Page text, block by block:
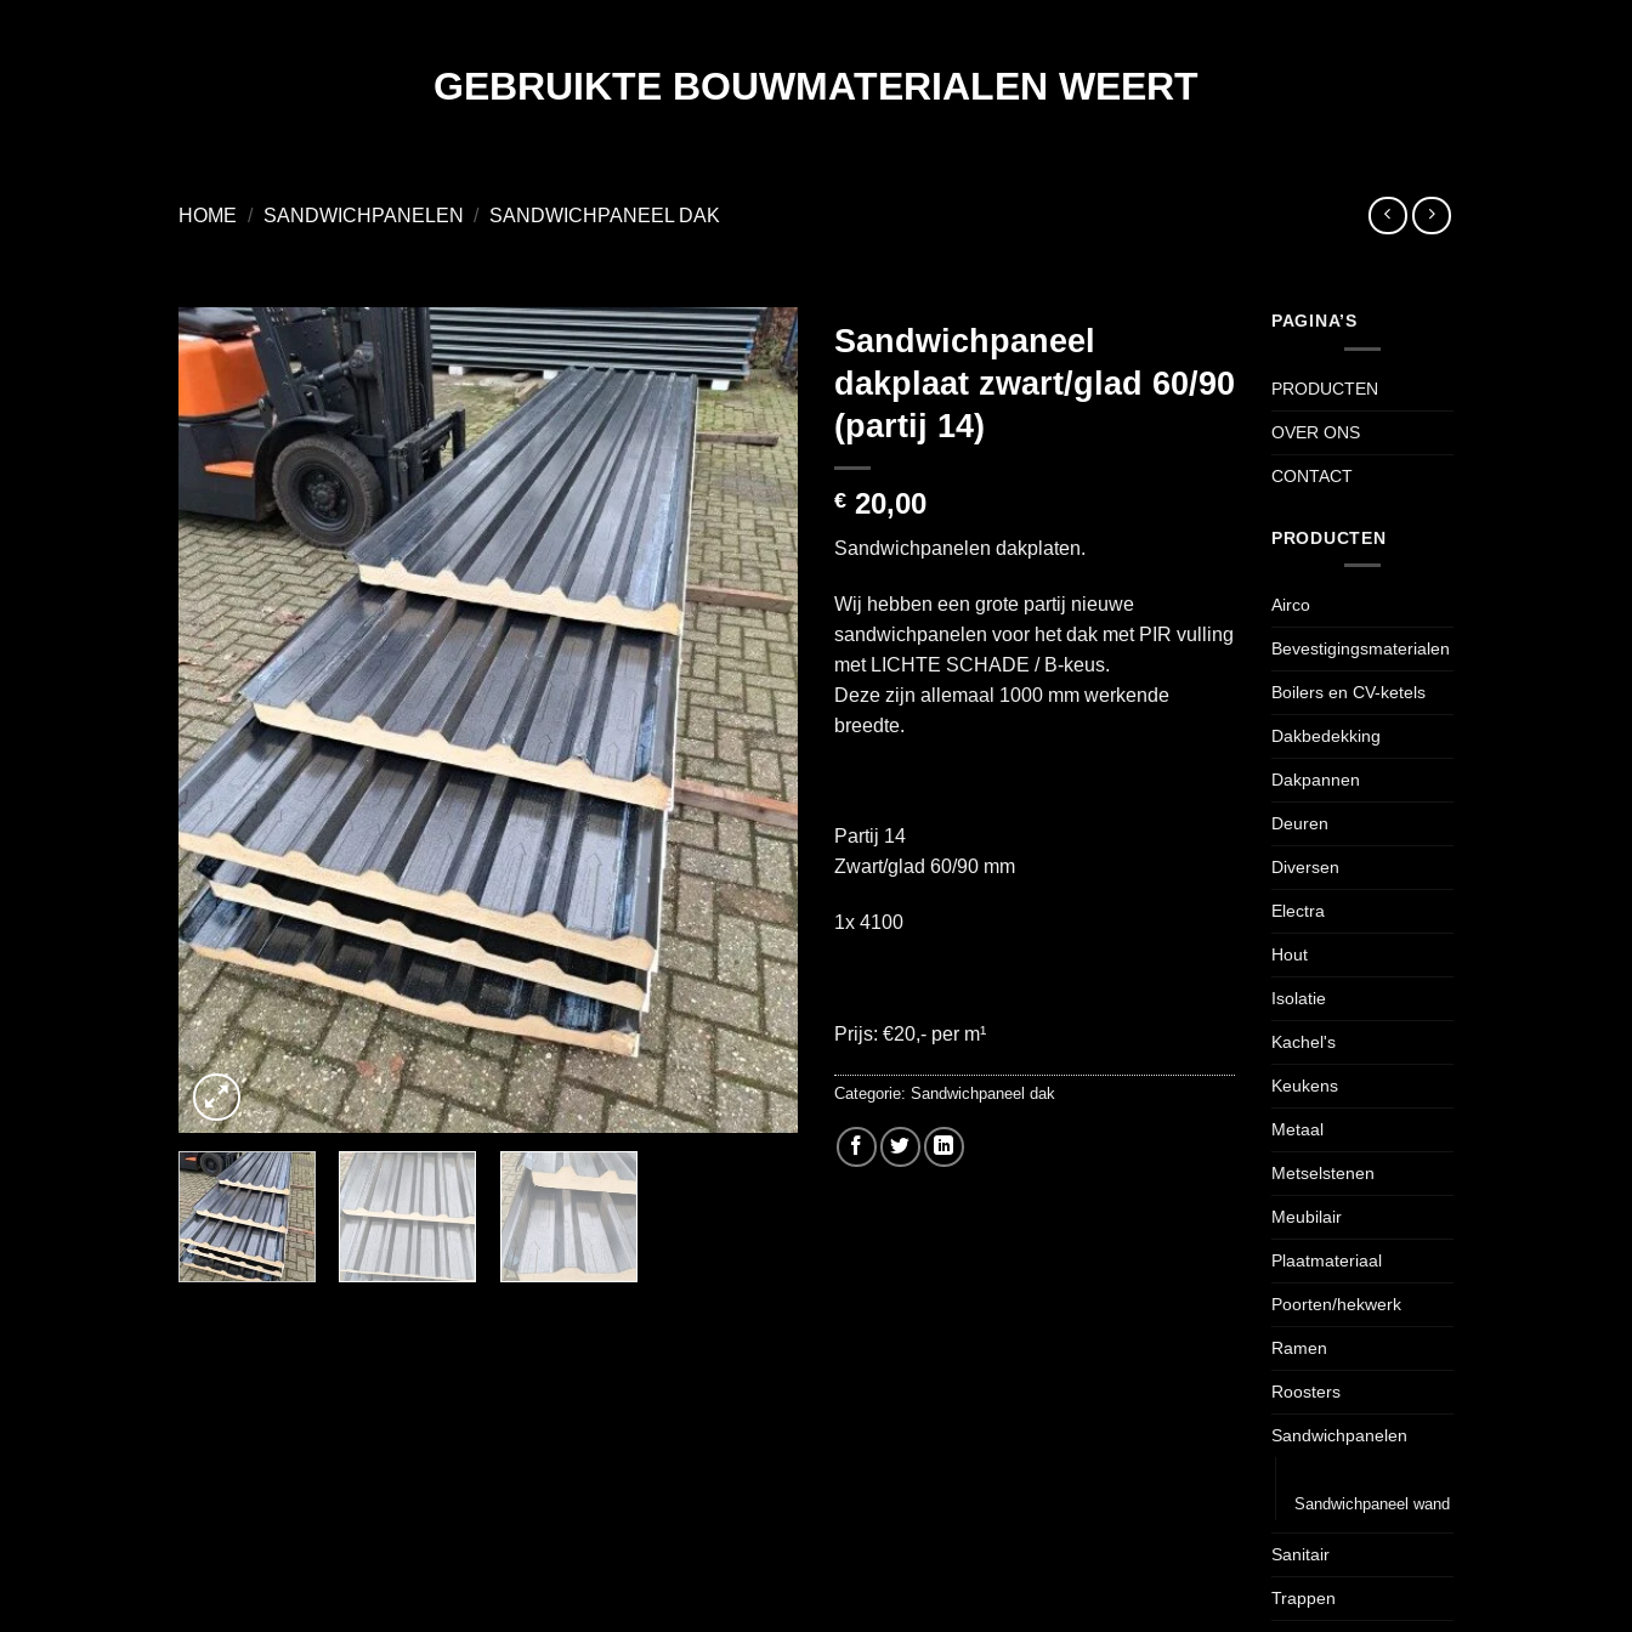
GEBRUIKTE BOUWMATERIALEN WEERT
HOME / SANDWICHPANELEN / SANDWICHPANEEL DAK
Sandwichpaneel
dakplaat zwart/glad 60/90
(partij 14)
€ 20,00
Sandwichpanelen dakplaten.
Wij hebben een grote partij nieuwe
sandwichpanelen voor het dak met PIR vulling
met LICHTE SCHADE / B-keus.
Deze zijn allemaal 1000 mm werkende
breedte.
Partij 14
Zwart/glad 60/90 mm
1x 4100
Prijs: €20,- per m¹
Categorie: Sandwichpaneel dak
PAGINA’S
PRODUCTEN
OVER ONS
CONTACT
PRODUCTEN
Airco
Bevestigingsmaterialen
Boilers en CV-ketels
Dakbedekking
Dakpannen
Deuren
Diversen
Electra
Hout
Isolatie
Kachel's
Keukens
Metaal
Metselstenen
Meubilair
Plaatmateriaal
Poorten/hekwerk
Ramen
Roosters
Sandwichpanelen
Sandwichpaneel wand
Sanitair
Trappen